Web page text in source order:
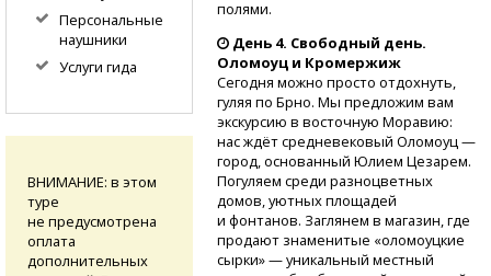
полями.
День 4. Свободный день.
Оломоуц и Кромержиж
Сегодня можно просто отдохнуть,
гуляя по Брно. Мы предложим вам
экскурсию в восточную Моравию:
нас ждёт средневековый Оломоуц —
город, основанный Юлием Цезарем.
Погуляем среди разноцветных
домов, уютных площадей
и фонтанов. Заглянем в магазин, где
продают знаменитые «оломоуцкие
сырки» — уникальный местный
Персональные
наушники
Услуги гида
ВНИМАНИЕ: в этом
туре
не предусмотрена
оплата
дополнительных